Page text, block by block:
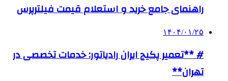
راهنمای جامع خرید و استعلام قیمت فیلترپرس
۱۴۰۴/۰۱/۲۵
# **تعمیر پکیج ایران رادیاتور: خدمات تخصصی در
تهران**